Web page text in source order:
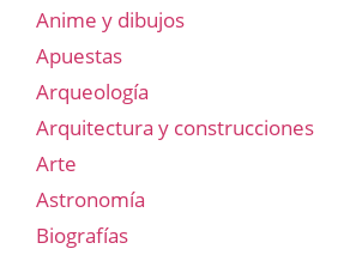
Anime y dibujos
Apuestas
Arqueología
Arquitectura y construcciones
Arte
Astronomía
Biografías